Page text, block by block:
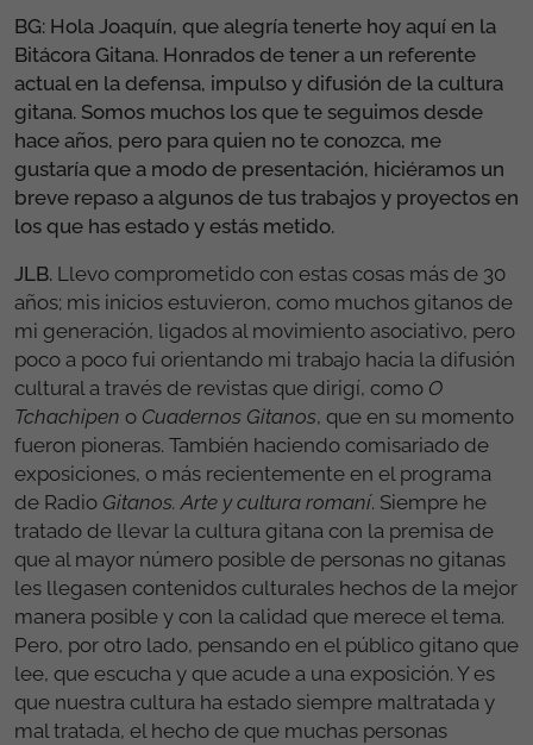
BG: Hola Joaquín, que alegría tenerte hoy aquí en la
Bitácora Gitana. Honrados de tener a un referente
actual en la defensa, impulso y difusión de la cultura
gitana. Somos muchos los que te seguimos desde
hace años, pero para quien no te conozca, me
gustaría que a modo de presentación, hiciéramos un
breve repaso a algunos de tus trabajos y proyectos en
los que has estado y estás metido.
JLB. Llevo comprometido con estas cosas más de 30
años; mis inicios estuvieron, como muchos gitanos de
mi generación, ligados al movimiento asociativo, pero
poco a poco fui orientando mi trabajo hacia la difusión
cultural a través de revistas que dirigí, como O
Tchachipen o Cuadernos Gitanos, que en su momento
fueron pioneras. También haciendo comisariado de
exposiciones, o más recientemente en el programa
de Radio Gitanos. Arte y cultura romaní. Siempre he
tratado de llevar la cultura gitana con la premisa de
que al mayor número posible de personas no gitanas
les llegasen contenidos culturales hechos de la mejor
manera posible y con la calidad que merece el tema.
Pero, por otro lado, pensando en el público gitano que
lee, que escucha y que acude a una exposición. Y es
que nuestra cultura ha estado siempre maltratada y
mal tratada, el hecho de que muchas personas